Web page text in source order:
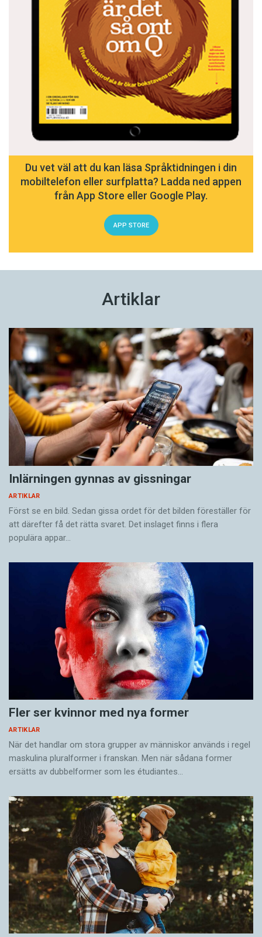
Du vet väl att du kan läsa Språktidningen i din
mobiltelefon eller surfplatta? Ladda ned appen
från App Store eller Google Play.
APP STORE
Artiklar
Inlärningen gynnas av gissningar
ARTIKLAR
Först se en bild. Sedan gissa ordet för det bilden föreställer för
att därefter få det rätta svaret. Det inslaget finns i flera
populära appar…
Fler ser kvinnor med nya former
ARTIKLAR
När det handlar om stora grupper av människor används i regel
maskulina pluralformer i franskan. Men när sådana ­former
ersätts av dubbel­former som les étudiantes…